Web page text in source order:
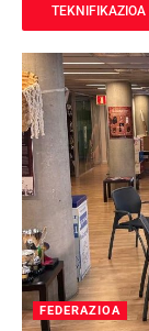
TEKNIFIKAZIOA
FEDERAZIOA